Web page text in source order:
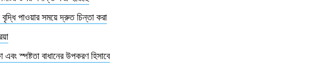
পাওয়ার সময়ে দ্রুত চিন্তা করা
স্পষ্টতা বাধানের উপকরণ হিসাবে